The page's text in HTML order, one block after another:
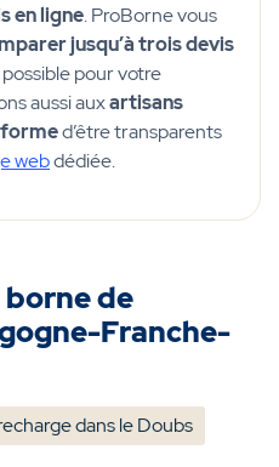
en ligne. ProBorne vous
jusqu’à trois devis
pour votre
aussi auxartisans
d’être transparents
webdédiée.
borne de
Franche-
dans le Doubs